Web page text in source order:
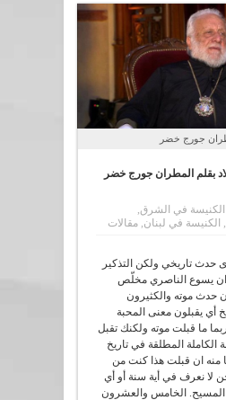
جورج خضر
بقلم المطران جورج خضر
الكنيسة في الشرق
الكنيسة في لبنان ,مقالات
حدث تاريخي ولكن التذكير
يسوع الناصري مخلّص
حدث موته والكثيرون
أي يقبلون معنى المحبة
ما قبلت موته ولكنك تقبل
الكاملة المطلقة في تاريخ
منه ان قبلت هذا كنت من
لا نعرف في أية سنة أو أي
المسيح. الخامس والعشرون